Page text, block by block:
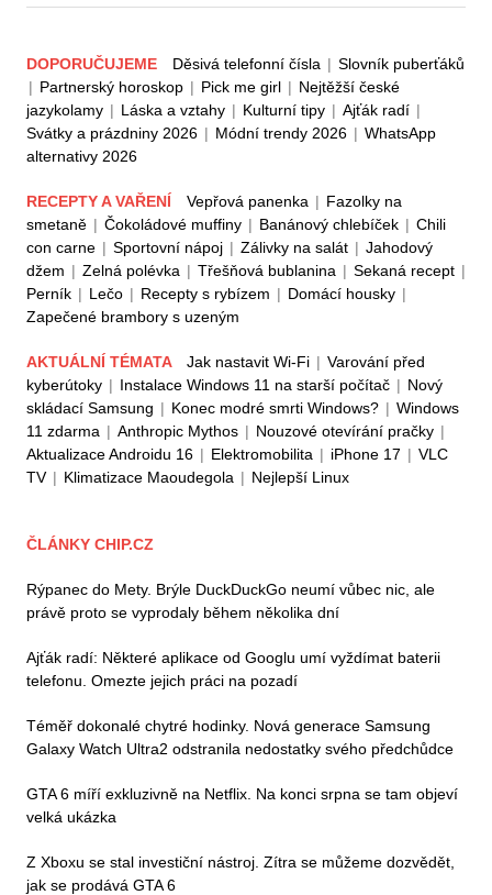
DOPORUČUJEME Děsivá telefonní čísla | Slovník puberťáků
| Partnerský horoskop | Pick me girl | Nejtěžší české
jazykolamy | Láska a vztahy | Kulturní tipy | Ajťák radí |
Svátky a prázdniny 2026 | Módní trendy 2026 | WhatsApp
alternativy 2026
RECEPTY A VAŘENÍ Vepřová panenka | Fazolky na
smetaně | Čokoládové muffiny | Banánový chlebíček | Chili
con carne | Sportovní nápoj | Zálivky na salát | Jahodový
džem | Zelná polévka | Třešňová bublanina | Sekaná recept |
Perník | Lečo | Recepty s rybízem | Domácí housky |
Zapečené brambory s uzeným
AKTUÁLNÍ TÉMATA Jak nastavit Wi-Fi | Varování před
kyberútoky | Instalace Windows 11 na starší počítač | Nový
skládací Samsung | Konec modré smrti Windows? | Windows
11 zdarma | Anthropic Mythos | Nouzové otevírání pračky |
Aktualizace Androidu 16 | Elektromobilita | iPhone 17 | VLC
TV | Klimatizace Maoudegola | Nejlepší Linux
ČLÁNKY CHIP.CZ
Rýpanec do Mety. Brýle DuckDuckGo neumí vůbec nic, ale
právě proto se vyprodaly během několika dní
Ajťák radí: Některé aplikace od Googlu umí vyždímat baterii
telefonu. Omezte jejich práci na pozadí
Téměř dokonalé chytré hodinky. Nová generace Samsung
Galaxy Watch Ultra2 odstranila nedostatky svého předchůdce
GTA 6 míří exkluzivně na Netflix. Na konci srpna se tam objeví
velká ukázka
Z Xboxu se stal investiční nástroj. Zítra se můžeme dozvědět,
jak se prodává GTA 6